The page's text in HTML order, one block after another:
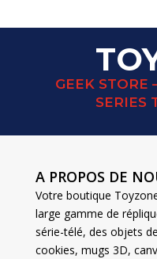
GEEK STORE
SERIES
A PROPOS DE
Votre boutique
large gamme de
série-télé, des objets
cookies, mugs 3D,